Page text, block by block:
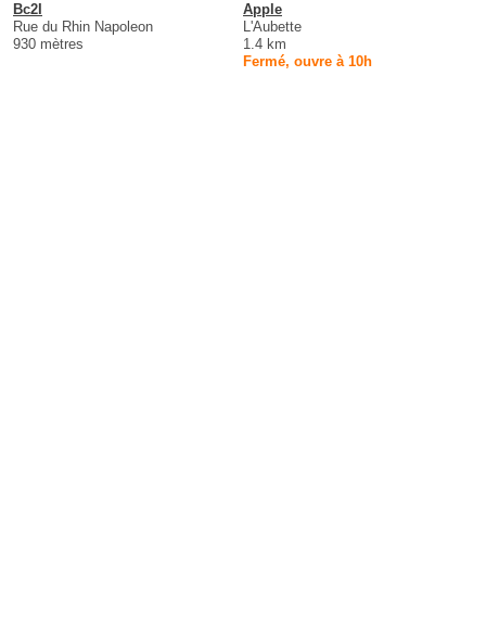
Bc2I
Rue du Rhin Napoleon
930 mètres
Apple
L'Aubette
1.4 km
Fermé, ouvre à 10h